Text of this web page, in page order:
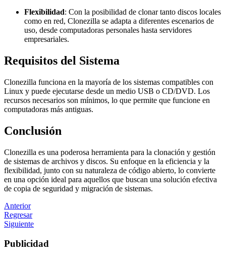
Flexibilidad: Con la posibilidad de clonar tanto discos locales
como en red, Clonezilla se adapta a diferentes escenarios de
uso, desde computadoras personales hasta servidores
empresariales.
Requisitos del Sistema
Clonezilla funciona en la mayoría de los sistemas compatibles con
Linux y puede ejecutarse desde un medio USB o CD/DVD. Los
recursos necesarios son mínimos, lo que permite que funcione en
computadoras más antiguas.
Conclusión
Clonezilla es una poderosa herramienta para la clonación y gestión
de sistemas de archivos y discos. Su enfoque en la eficiencia y la
flexibilidad, junto con su naturaleza de código abierto, lo convierte
en una opción ideal para aquellos que buscan una solución efectiva
de copia de seguridad y migración de sistemas.
Anterior
Regresar
Siguiente
Publicidad